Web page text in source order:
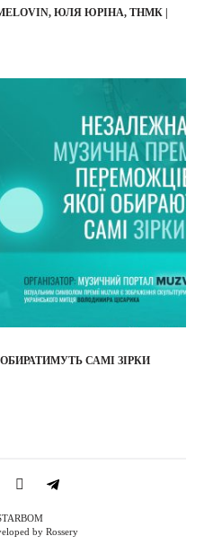
ЮЛЯ ЮРІНА, ТНМК |
САМІ ЗІРКИ
by Rossery